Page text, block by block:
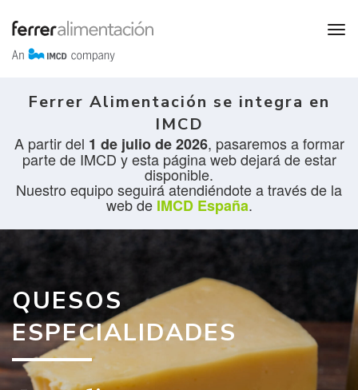
Ferrer Alimentación se integra en
IMCD
A partir del 1 de julio de 2026, pasaremos a formar
parte de IMCD y esta página web dejará de estar
disponible.
Nuestro equipo seguirá atendiéndote a través de la
web de IMCD España.
QUESOS
ESPECIALIDADES